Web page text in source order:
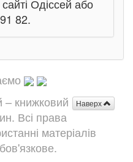
Одіссей або
82.
Наверх
– книжковий
Всі права
матеріалів